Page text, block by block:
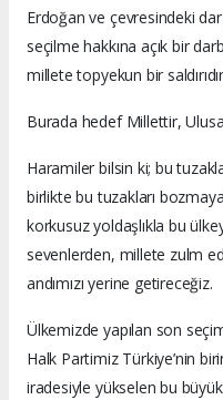
Erdoğan ve çevresindeki
seçilme hakkına açık bir
millete topyekun bir
Burada hedef Millettir,
Haramiler bilsin ki; bu
birlikte bu tuzakları
korkusuz yoldaşlıkla bu
sevenlerden, millete zulm
andımızı yerine getireceğiz.
Ülkemizde yapılan son
Halk Partimiz Türkiye’nin
iradesiyle yükselen bu büyük